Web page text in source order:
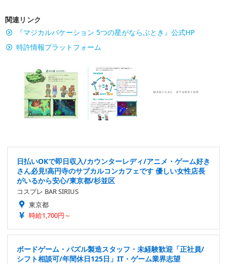
関連リンク
『マジカルバケーション 5つの星がならぶとき』公式HP
特許情報プラットフォーム
日払いOKで即日収入/カウンターレディ/アニメ・ゲーム好き
さん必見!高円寺のサブカルコンカフェです 優しい女性店長
がいるから安心/東京都/杉並区
コスプレ BAR SIRIUS
東京都
時給1,700円～
ボードゲーム・パズル製造スタッフ・未経験歓迎「正社員/
シフト相談可/年間休日125日」IT・ゲーム業界志望